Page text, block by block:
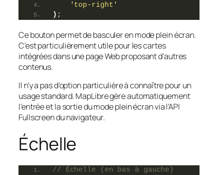
'top-right'
) ;
Ce bouton permet de basculer en mode plein écran.
C’est particulièrement utile pour les cartes
intégrées dans une page Web proposant d’autres
contenus.
Il n’y a pas d’option particulière à connaître pour un
usage standard. MapLibre gère automatiquement
l’entrée et la sortie du mode plein écran via l’API
Fullscreen du navigateur.
Échelle
// Échelle (en bas à gauche)